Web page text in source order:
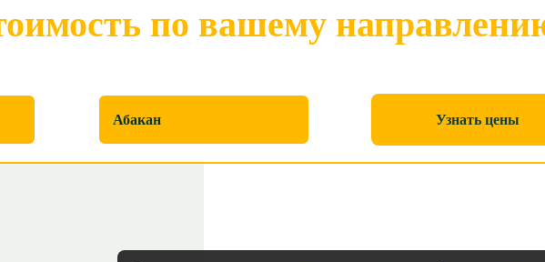
по вашему
Узнать цены